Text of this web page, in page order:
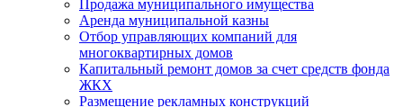
Продажа муниципального имущества
Аренда муниципальной казны
Отбор управляющих компаний для
многоквартирных домов
Капитальный ремонт домов за счет средств фонда
ЖКХ
Размещение рекламных конструкций